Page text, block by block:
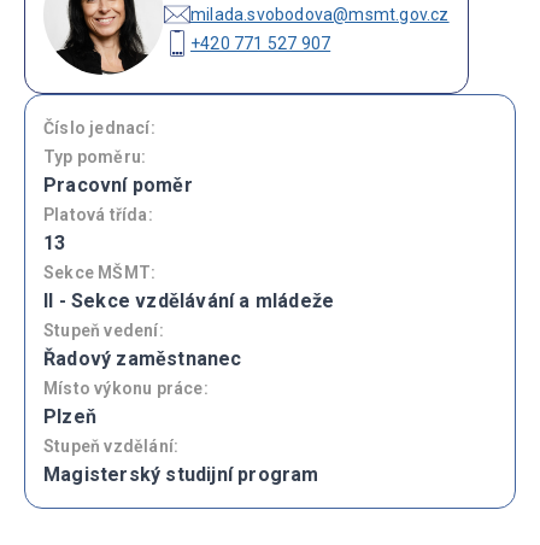
milada.svobodova@msmt.gov.cz
+420 771 527 907
Číslo jednací:
Typ poměru:
Pracovní poměr
Platová třída:
13
Sekce MŠMT:
II - Sekce vzdělávání a mládeže
Stupeň vedení:
Řadový zaměstnanec
Místo výkonu práce:
Plzeň
Stupeň vzdělání:
Magisterský studijní program